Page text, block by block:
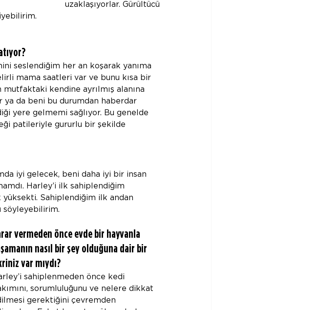
uzaklaşıyorlar. Gürültücü
seslendiğim her an koşarak yanıma
mama saatleri var ve bunu kısa bir
kendine ayrılmış alanına
da beni bu durumdan haberdar
yere gelmemi sağlıyor. Bu genelde
patileriyle gururlu bir şekilde
iyi gelecek, beni daha iyi bir insan
Harley’i ilk sahiplendiğim
Sahiplendiğim ilk andan
söyleyebilirim.
vermeden önce evde bir hayvanla
nasıl bir şey olduğuna dair bir
var mıydı?
sahiplenmeden önce kedi
sorumluluğunu ve nelere dikkat
gerektiğini çevremden